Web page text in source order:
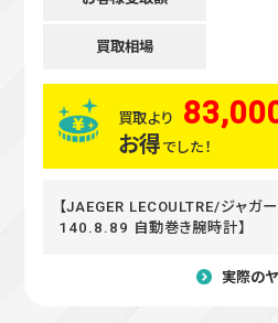
買取相場
買取より
お得 でした！
【JAEGER LECOULTRE/ジャガ
140.8.89 自動巻き腕時計】
実際の